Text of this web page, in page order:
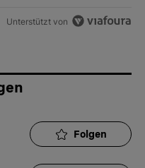
Unterstützt von
Folgen